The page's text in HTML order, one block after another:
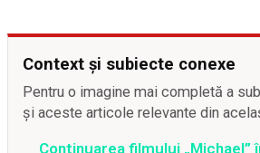
Context și subiecte conexe
Pentru o imagine mai completă a
și aceste articole relevante din
Continuarea filmului